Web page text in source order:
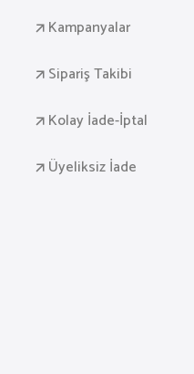
Kampanyalar
Sipariş Takibi
Kolay İade-İptal
Üyeliksiz İade